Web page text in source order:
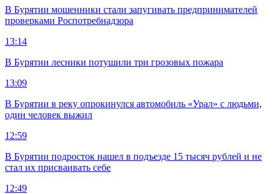
В Бурятии мошенники стали запугивать предпринимателей
проверками Роспотребнадзора
13:14
В Бурятии лесники потушили три грозовых пожара
13:09
В Бурятии в реку опрокинулся автомобиль «Урал» с людьми,
один человек выжил
12:59
В Бурятии подросток нашел в подъезде 15 тысяч рублей и не
стал их присваивать себе
12:49